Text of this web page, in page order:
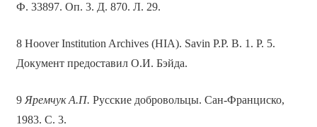
Ф. 33897. Оп. 3. Д. 870. Л. 29.
8 Hoover Institution Archives (HIA). Savin P.P. B. 1. P. 5.
Документ предоставил О.И. Бэйда.
9 Яремчук А.П. Русские добровольцы. Сан-Франциско,
1983. С. 3.